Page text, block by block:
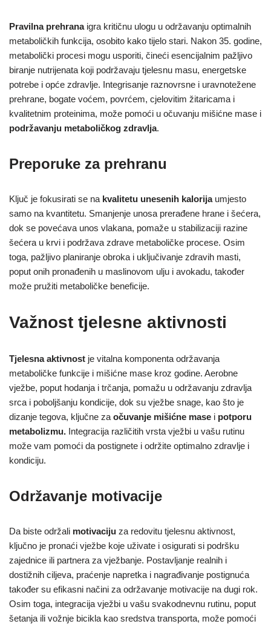
Pravilna prehranaigra kritičnu ulogu u održavanju optimalnih
metaboličkih funkcija, osobito kako tijelo stari. Nakon 35. godine,
metabolički procesi mogu usporiti, čineći esencijalnim pažljivo
biranje nutrijenata koji podržavaju tjelesnu masu, energetske
potrebe i opće zdravlje. Integrisanje raznovrsne i uravnotežene
prehrane, bogate voćem, povrćem, cjelovitim žitaricama i
kvalitetnim proteinima, može pomoći u očuvanju mišićne mase i
podržavanju metaboličkog zdravlja.
Preporuke za prehranu
Ključ je fokusirati se na kvalitetu unesenih kalorijaumjesto
samo na kvantitetu. Smanjenje unosa prerađene hrane i šećera,
dok se povećava unos vlakana, pomaže u stabilizaciji razine
šećera u krvi i podržava zdrave metaboličke procese. Osim
toga, pažljivo planiranje obroka i uključivanje zdravih masti,
poput onih pronađenih u maslinovom ulju i avokadu, također
može pružiti metaboličke beneficije.
Važnost tjelesne aktivnosti
Tjelesna aktivnost je vitalna komponenta održavanja
metaboličke funkcije i mišićne mase kroz godine. Aerobne
vježbe, poput hodanja i trčanja, pomažu u održavanju zdravlja
srca i poboljšanju kondicije, dok su vježbe snage, kao što je
dizanje tegova, ključne za očuvanje mišićne mase i potporu
metabolizmu. Integracija različitih vrsta vježbi u vašu rutinu
može vam pomoći da postignete i održite optimalno zdravlje i
kondiciju.
Održavanje motivacije
Da biste održali motivaciju za redovitu tjelesnu aktivnost,
ključno je pronaći vježbe koje uživate i osigurati si podršku
zajednice ili partnera za vježbanje. Postavljanje realnih i
dostižnih ciljeva, praćenje napretka i nagrađivanje postignuća
također su efikasni načini za održavanje motivacije na dugi rok.
Osim toga, integracija vježbi u vašu svakodnevnu rutinu, poput
šetanja ili vožnje bicikla kao sredstva transporta, može pomoći